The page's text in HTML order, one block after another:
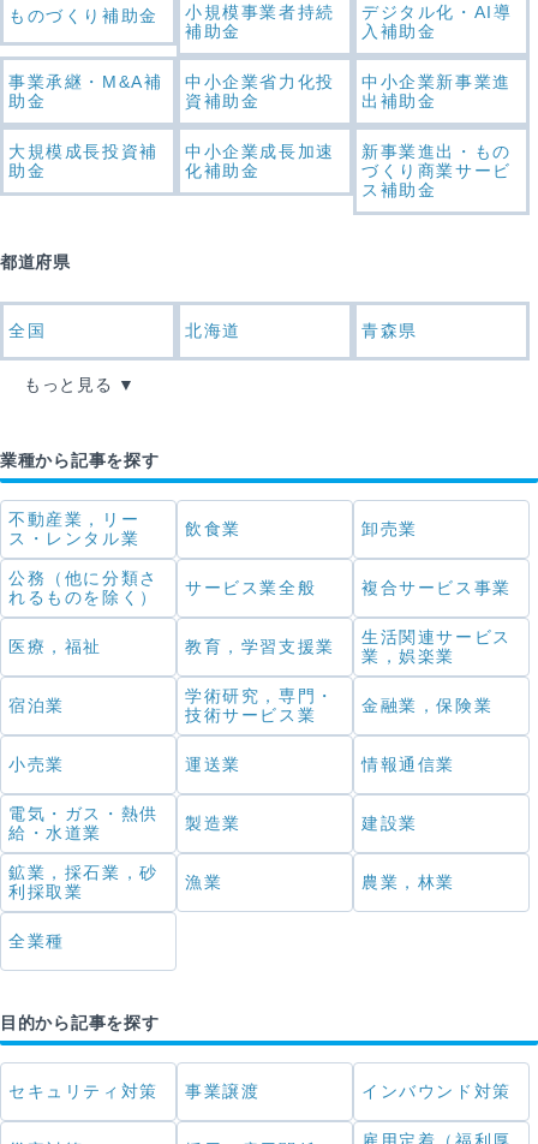
ものづくり補助金
小規模事業者持続
補助金
デジタル化・AI導
入補助金
事業承継・M&A補
助金
中小企業省力化投
資補助金
中小企業新事業進
出補助金
大規模成長投資補
助金
中小企業成長加速
化補助金
新事業進出・もの
づくり商業サービ
ス補助金
都道府県
全国 北海道 青森県
もっと見る
業種から記事を探す
不動産業，リー
ス・レンタル業
飲食業 卸売業
公務（他に分類さ
れるものを除く）
サービス業全般 複合サービス事業
医療，福祉 教育，学習支援業
生活関連サービス
業，娯楽業
宿泊業
学術研究，専門・
技術サービス業
金融業，保険業
小売業 運送業 情報通信業
電気・ガス・熱供
給・水道業
製造業 建設業
鉱業，採石業，砂
利採取業
漁業 農業，林業
全業種
目的から記事を探す
セキュリティ対策 事業譲渡 インバウンド対策